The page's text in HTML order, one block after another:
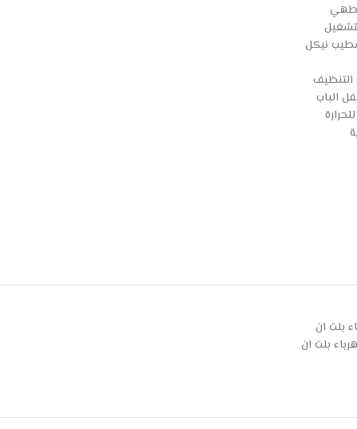
الباب
بلت ان
بلت ان